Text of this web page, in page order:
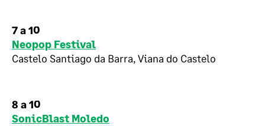
7 a 10
Neopop Festival
Castelo Santiago da Barra, Viana do Castelo
8 a 10
SonicBlast Moledo